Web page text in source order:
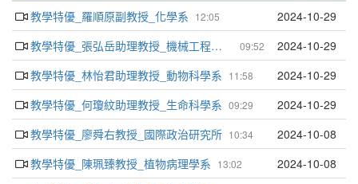
12:05
教學特優_羅順原副教授_化學系 2024-10-29
09:52
教學特優_張弘岳助理教授_機械工程學系 2024-10-29
11:58
教學特優_林怡君助理教授_動物科學系 2024-10-29
09:29
教學特優_何瓊紋助理教授_生命科學系 2024-10-29
10:34
教學特優_廖舜右教授_國際政治研究所 2024-10-08
13:02
教學特優_陳珮臻教授_植物病理學系 2024-10-08